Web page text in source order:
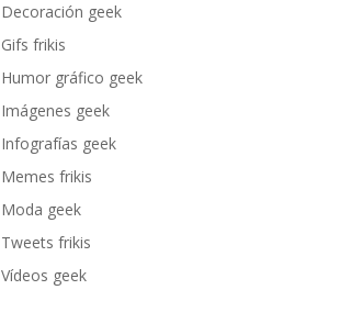
Decoración geek
Gifs frikis
Humor gráfico geek
Imágenes geek
Infografías geek
Memes frikis
Moda geek
Tweets frikis
Vídeos geek